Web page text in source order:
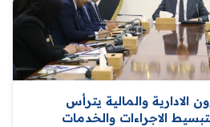
الادارية والمالية يترأس
الاجراءات والخدمات